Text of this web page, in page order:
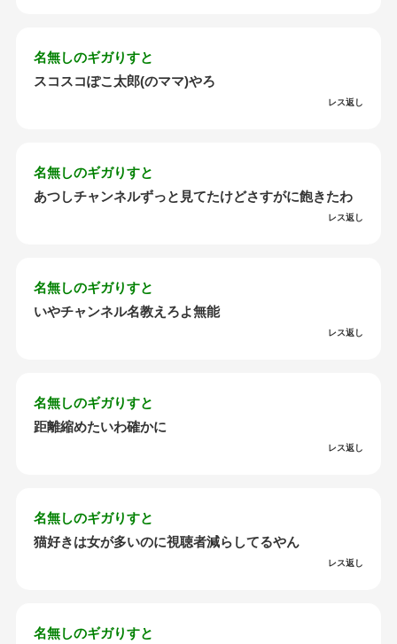
名無しのギガりすと
スコスコぽこ太郎(のママ)やろ
レス返し
名無しのギガりすと
あつしチャンネルずっと見てたけどさすがに飽きたわ
レス返し
名無しのギガりすと
いやチャンネル名教えろよ無能
レス返し
名無しのギガりすと
距離縮めたいわ確かに
レス返し
名無しのギガりすと
猫好きは女が多いのに視聴者減らしてるやん
レス返し
名無しのギガりすと